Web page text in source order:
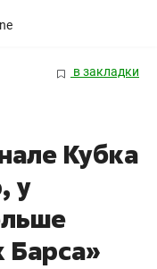
в закладки
Кубка
у
Барса»